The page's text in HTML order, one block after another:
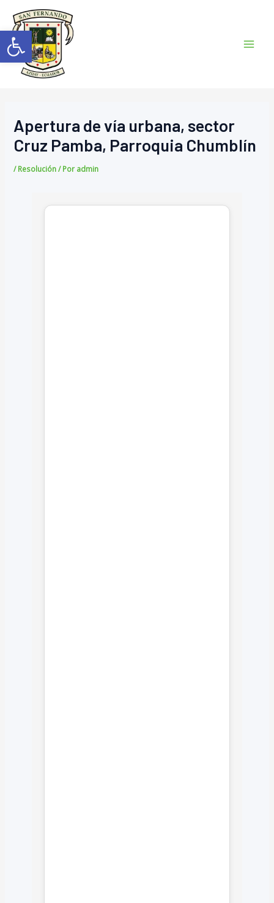
Abrir barra de herramientas
contenido
Apertura de vía urbana, sector
Cruz Pamba, Parroquia Chumblín
/Resolución/ Por admin
Navegación
de
entradas